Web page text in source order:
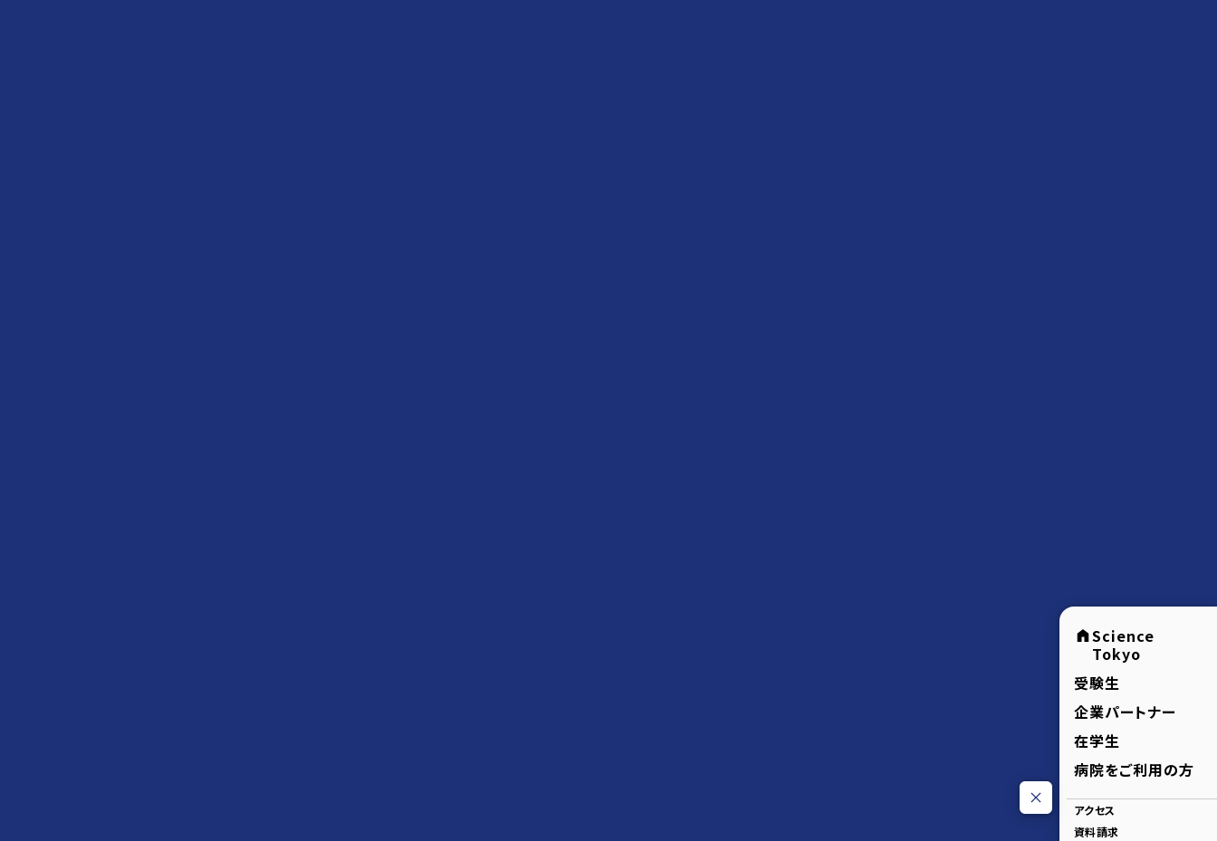
Science
Tokyo
受験生
企業パートナー
在学生
病院をご利用の方
アクセス
資料請求